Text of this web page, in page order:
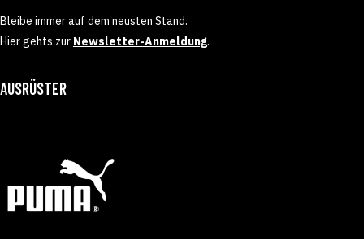
Bleibe immer auf dem neusten Stand.
Hier gehts zur Newsletter-Anmeldung.
AUSRÜSTER